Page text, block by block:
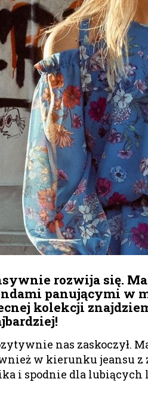
rozwija się.
panującymi w
kolekcji
nas zaskoczył.
w kierunku jeansu
i spodnie dla